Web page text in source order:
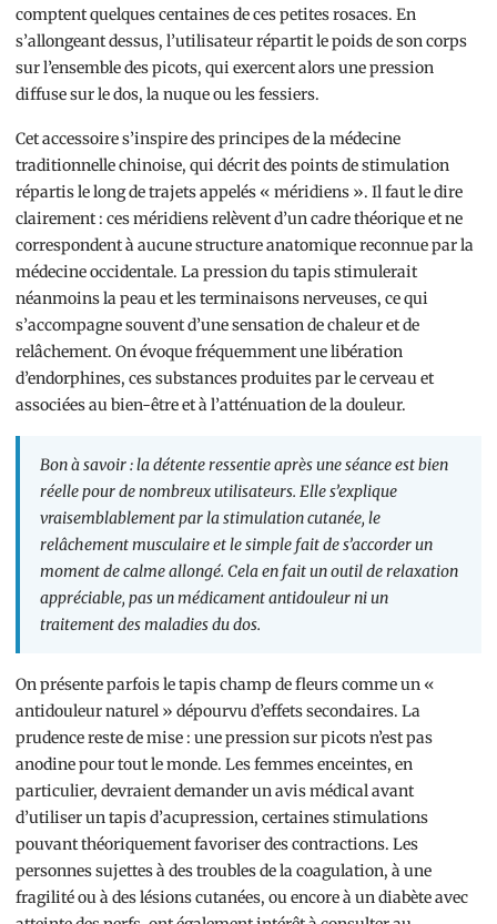
comptent quelques centaines de ces petites rosaces. En
s’allongeant dessus, l’utilisateur répartit le poids de son corps
sur l’ensemble des picots, qui exercent alors une pression
diffuse sur le dos, la nuque ou les fessiers.
Cet accessoire s’inspire des principes de la médecine
traditionnelle chinoise, qui décrit des points de stimulation
répartis le long de trajets appelés « méridiens ». Il faut le dire
clairement : ces méridiens relèvent d’un cadre théorique et ne
correspondent à aucune structure anatomique reconnue par la
médecine occidentale. La pression du tapis stimulerait
néanmoins la peau et les terminaisons nerveuses, ce qui
s’accompagne souvent d’une sensation de chaleur et de
relâchement. On évoque fréquemment une libération
d’endorphines, ces substances produites par le cerveau et
associées au bien-être et à l’atténuation de la douleur.
Bon à savoir : la détente ressentie après une séance est bien
réelle pour de nombreux utilisateurs. Elle s’explique
vraisemblablement par la stimulation cutanée, le
relâchement musculaire et le simple fait de s’accorder un
moment de calme allongé. Cela en fait un outil de relaxation
appréciable, pas un médicament antidouleur ni un
traitement des maladies du dos.
On présente parfois le tapis champ de fleurs comme un «
antidouleur naturel » dépourvu d’effets secondaires. La
prudence reste de mise : une pression sur picots n’est pas
anodine pour tout le monde. Les femmes enceintes, en
particulier, devraient demander un avis médical avant
d’utiliser un tapis d’acupression, certaines stimulations
pouvant théoriquement favoriser des contractions. Les
personnes sujettes à des troubles de la coagulation, à une
fragilité ou à des lésions cutanées, ou encore à un diabète avec